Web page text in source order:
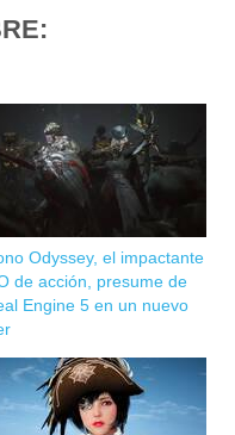
Odyssey, el impactante
de acción, presume de
Engine 5 en un nuevo